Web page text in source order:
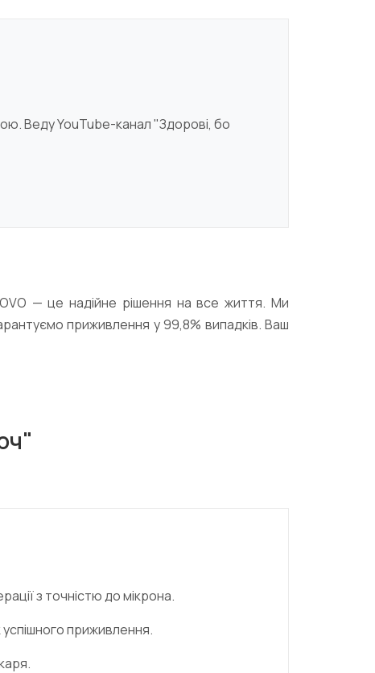
Веду YouTube-канал "Здорові, бо
— це надійне рішення на все життя. Ми
приживлення у 99,8% випадків. Ваш
з точністю до мікрона.
успішного приживлення.